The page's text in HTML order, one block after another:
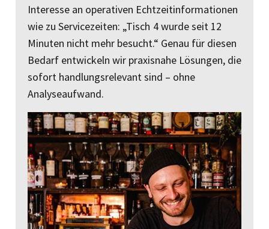
Interesse an operativen Echtzeitinformationen
wie zu Servicezeiten: „Tisch 4 wurde seit 12
Minuten nicht mehr besucht.“ Genau für diesen
Bedarf entwickeln wir praxisnahe Lösungen, die
sofort handlungsrelevant sind – ohne
Analyseaufwand.